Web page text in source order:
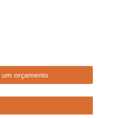
Empresa Sinalização
Condomínio
um orçamento